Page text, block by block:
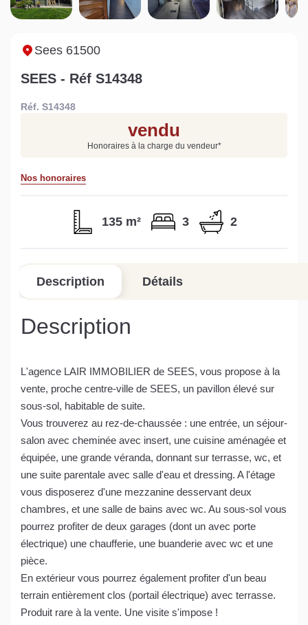
Sarthe pour booster sa
vente
quelles sont les
conséquences ?
Rapide et gratuit, recevez votre estimation
Estimer mon bien maintenant
Sees 61500
SEES - Réf S14348
Réf. S14348
vendu
Honoraires à la charge du vendeur*
Nos honoraires
135 m² 3 2
Description Détails
Description
L'agence LAIR IMMOBILIER de SEES, vous propose à la
vente, proche centre-ville de SEES, un pavillon élevé sur
sous-sol, habitable de suite.
Vous trouverez au rez-de-chaussée : une entrée, un séjour-
salon avec cheminée avec insert, une cuisine aménagée et
équipée, une grande véranda, donnant sur terrasse, wc, et
une suite parentale avec salle d'eau et dressing. A l'étage
vous disposerez d'une mezzanine desservant deux
chambres, et une salle de bains avec wc. Au sous-sol vous
pourrez profiter de deux garages (dont un avec porte
électrique) une chaufferie, une buanderie avec wc et une
pièce.
En extérieur vous pourrez également profiter d'un beau
terrain entièrement clos (portail électrique) avec terrasse.
Produit rare à la vente. Une visite s'impose !